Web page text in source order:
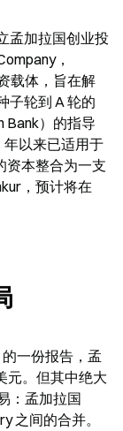
孟加拉国创业投
，
载体，旨在解
子轮到 A 轮的
Bank）的指导
以来已适用于
资本整合为一支
，预计将在
一份报告，孟
元。但其中绝大
：孟加拉国
之间的合并。